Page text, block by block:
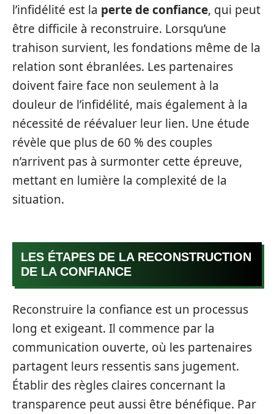
l’infidélité est la perte de confiance, qui peut
être difficile à reconstruire. Lorsqu’une
trahison survient, les fondations même de la
relation sont ébranlées. Les partenaires
doivent faire face non seulement à la
douleur de l’infidélité, mais également à la
nécessité de réévaluer leur lien. Une étude
révèle que plus de 60 % des couples
n’arrivent pas à surmonter cette épreuve,
mettant en lumière la complexité de la
situation.
LES ÉTAPES DE LA RECONSTRUCTION
DE LA CONFIANCE
Reconstruire la confiance est un processus
long et exigeant. Il commence par la
communication ouverte, où les partenaires
partagent leurs ressentis sans jugement.
Établir des règles claires concernant la
transparence peut aussi être bénéfique. Par